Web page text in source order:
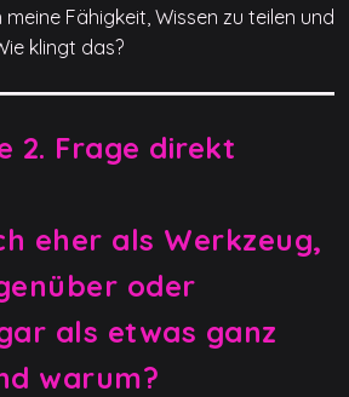
Fähigkeit, Wissen zu teilen und
klingt das?
2. Frage direkt
eher als Werkzeug,
oder
als etwas ganz
warum?